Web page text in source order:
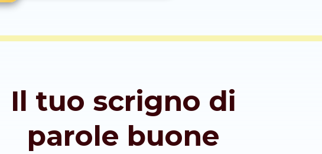
Il tuo scrigno di
parole buone